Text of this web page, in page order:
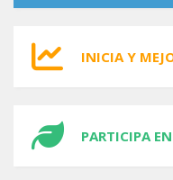
INICIA Y
PARTICIPA